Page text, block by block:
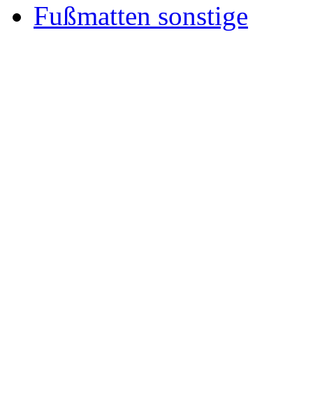
Fußmatten sonstige